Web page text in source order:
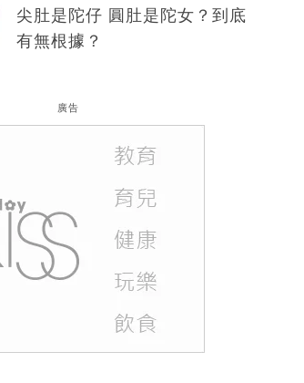
尖肚是陀仔 圓肚是陀女？到底
有無根據？
廣告